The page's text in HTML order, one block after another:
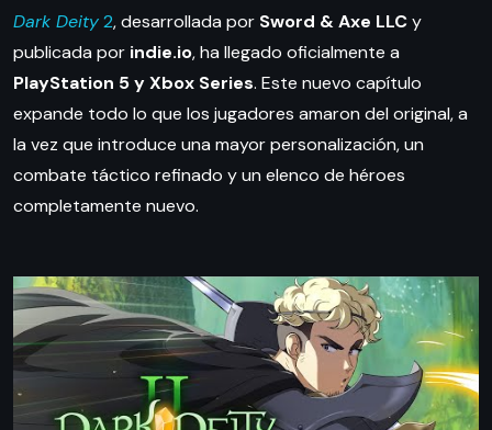
Dark Deity2, desarrollada por Sword & Axe LLCy
publicada por indie.io, ha llegado oficialmente a
PlayStation 5 y Xbox Series. Este nuevo capítulo
expande todo lo que los jugadores amaron del original, a
la vez que introduce una mayor personalización, un
combate táctico refinado y un elenco de héroes
completamente nuevo.